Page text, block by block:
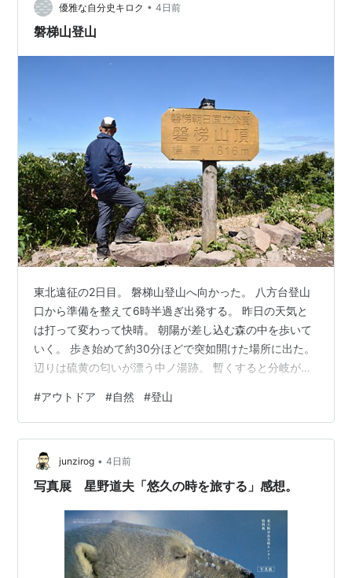
ようです。
優雅な自分史キロク • 4日前
磐梯山登山
東北遠征の2日目。 磐梯山登山へ向かった。 八方台登山
口から準備を整えて6時半過ぎ出発する。 昨日の天気と
は打って変わって快晴。 朝陽が差し込む森の中を歩いて
いく。 歩き始めて約30分ほどで突如開けた場所に出た。
辺りは硫黄の匂いが漂う中ノ湯跡。 暫くすると分岐が現
桧原湖が見えていた。 登山口から約2時間で磐梯山山頂
に登頂。 近くに三角点も発見。 山頂標識は三角点から少
し下がったところに立っていた。 磐梯山登頂。 近くで腰
を下ろし辺りの景観を堪能する 山頂からは噴火跡のダイ
ナミックな景観がみえて 活火山であることが伺える。 山
#アウトドア #自然 #登山
junzirog • 4日前
写真展 星野道夫「悠久の時を旅する」感想。